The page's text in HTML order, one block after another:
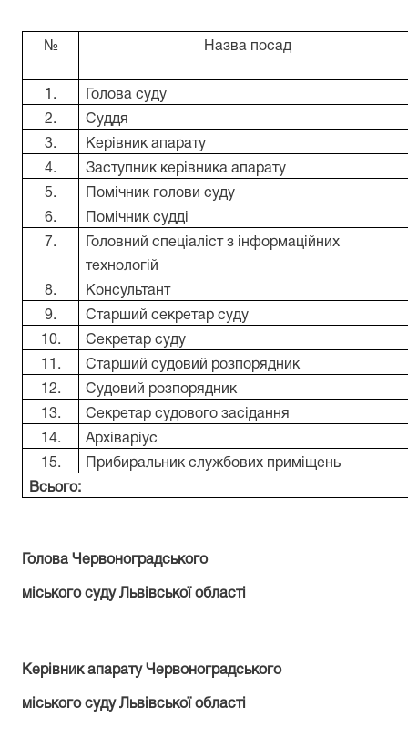
№ Назва посад
1.
Голова суду
2.
Суддя
3.
Керівник апарату
4.
Заступник керівника апарату
5.
Помічник голови суду
6.
Помічник судді
7.
Головний спеціаліст з інформаційних
технологій
8.
Консультант
9.
Старший секретар суду
10.
Секретар суду
11.
Старший судовий розпорядник
12.
Судовий розпорядник
13.
Секретар судового засідання
14.
Архіваріус
15.
Прибиральник службових приміщень
Всього:
Голова Червоноградського
міського суду Львівської області
Керівник апарату Червоноградського
міського суду Львівської області